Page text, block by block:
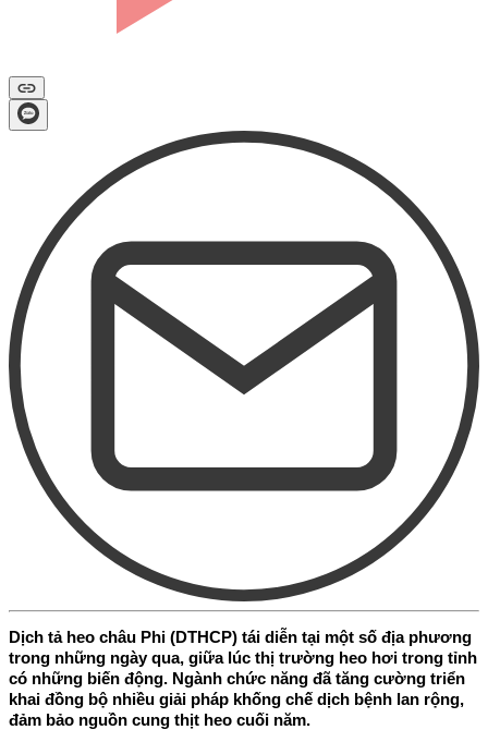
Dịch tả heo châu Phi (DTHCP) tái diễn tại một số địa phương
trong những ngày qua, giữa lúc thị trường heo hơi trong tỉnh
có những biến động. Ngành chức năng đã tăng cường triển
khai đồng bộ nhiều giải pháp khống chế dịch bệnh lan rộng,
đảm bảo nguồn cung thịt heo cuối năm.